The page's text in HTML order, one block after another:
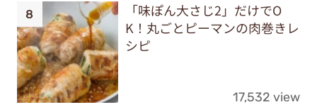
「味ぽん大さじ2」だけでO
K！丸ごとピーマンの肉巻きレ
シピ
17,532 view